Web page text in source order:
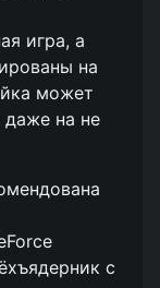
игра, а
на
может
даже на не
с